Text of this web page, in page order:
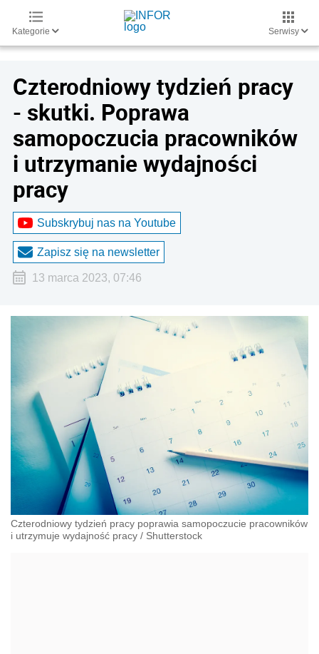
Kategorie Serwisy
Czterodniowy tydzień pracy
- skutki. Poprawa
samopoczucia pracowników
i utrzymanie wydajności
pracy
Subskrybuj nas na Youtube
Zapisz się na newsletter
13 marca 2023, 07:46
Czterodniowy tydzień pracy poprawia samopoczucie pracowników
i utrzymuje wydajność pracy / Shutterstock